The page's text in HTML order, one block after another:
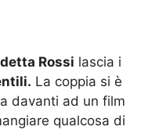
Rossi lascia i
La coppia si è
davanti ad un film
qualcosa di